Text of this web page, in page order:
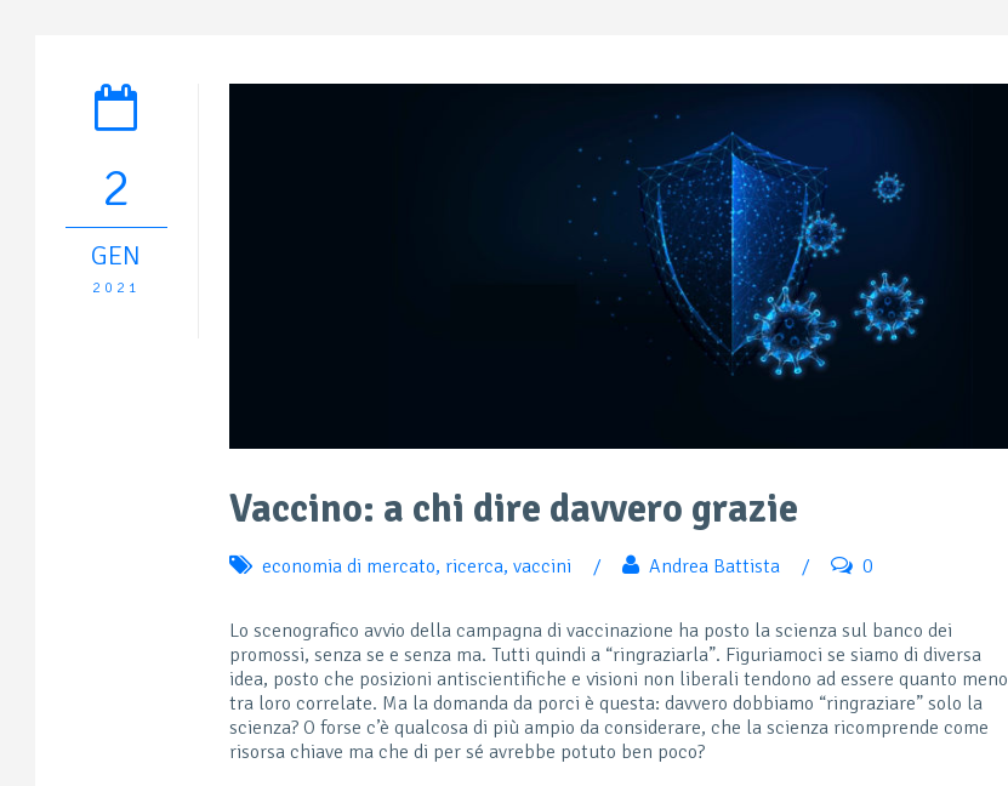
2
GEN
2021
Vaccino: a chi dire davvero grazie
economia di mercato, ricerca, vaccini / Andrea Battista / 0
Lo scenografico avvio della campagna di vaccinazione ha posto la scienza sul banco dei
promossi, senza se e senza ma. Tutti quindi a “ringraziarla”. Figuriamoci se siamo di diversa
idea, posto che posizioni antiscientifiche e visioni non liberali tendono ad essere quanto meno
tra loro correlate. Ma la domanda da porci è questa: davvero dobbiamo “ringraziare” solo la
scienza? O forse c’è qualcosa di più ampio da considerare, che la scienza ricomprende come
risorsa chiave ma che di per sé avrebbe potuto ben poco?